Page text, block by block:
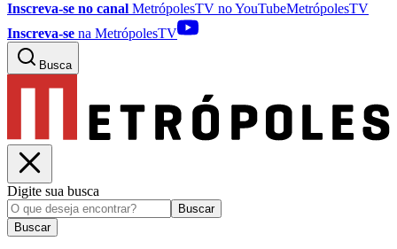
Inscreva-se no canal MetrópolesTV noYouTubeMetrópolesTV
Inscreva-se na MetrópolesTV
Busca
Digite sua busca
Buscar
Buscar